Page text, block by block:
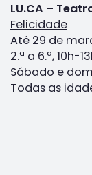
LU.CA –
Felicidade
Até 29 de
2.ª a 6.ª, 10h-
Sábado e
Todas as